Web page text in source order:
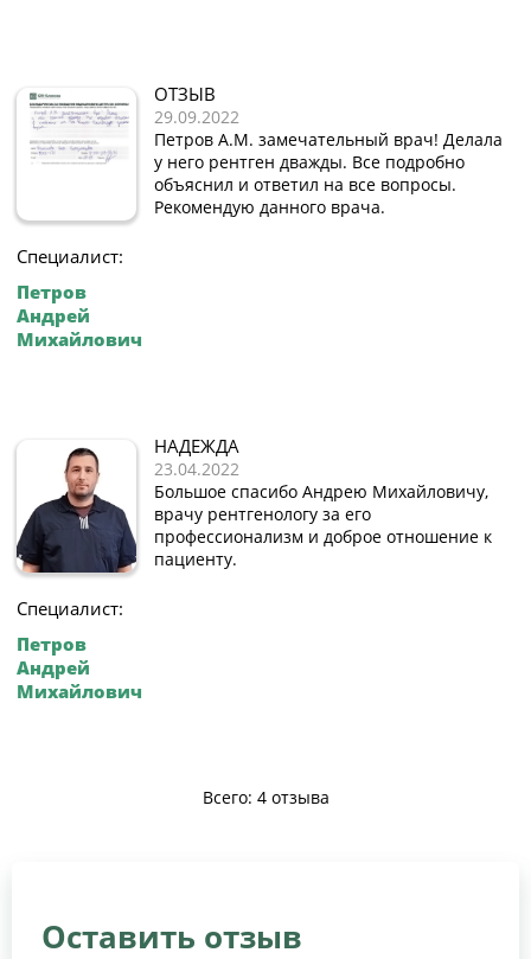
Специалист:
Петров
Андрей
Михайлович
ОТЗЫВ
29.09.2022
Петров А.М. замечательный врач! Делала
у него рентген дважды. Все подробно
объяснил и ответил на все вопросы.
Рекомендую данного врача.
Специалист:
Петров
Андрей
Михайлович
НАДЕЖДА
23.04.2022
Большое спасибо Андрею Михайловичу,
врачу рентгенологу за его
профессионализм и доброе отношение к
пациенту.
Всего: 4 отзыва
Оставить отзыв